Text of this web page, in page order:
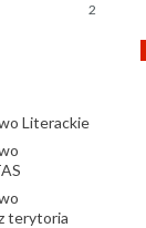
2
Literackie
terytoria